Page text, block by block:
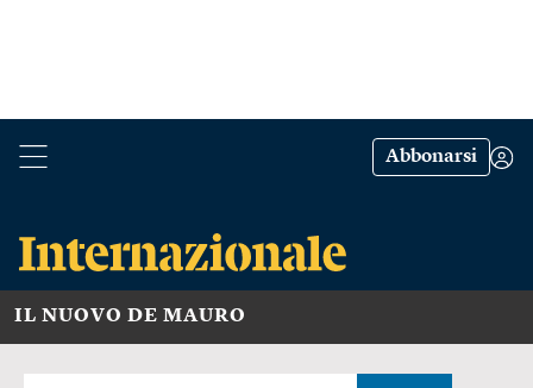
Abbonarsi
IL NUOVO DE MAURO